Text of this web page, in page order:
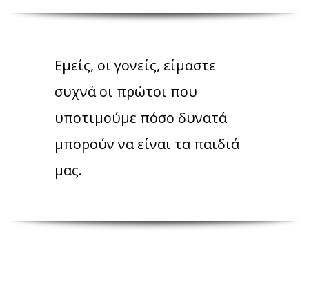
Εμείς, οι γονείς, είμαστε
συχνά οι πρώτοι που
υποτιμούμε πόσο δυνατά
μπορούν να είναι τα παιδιά
μας.